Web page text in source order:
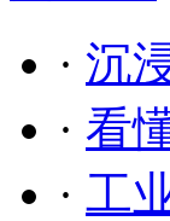
· 沉
· 看
· 工